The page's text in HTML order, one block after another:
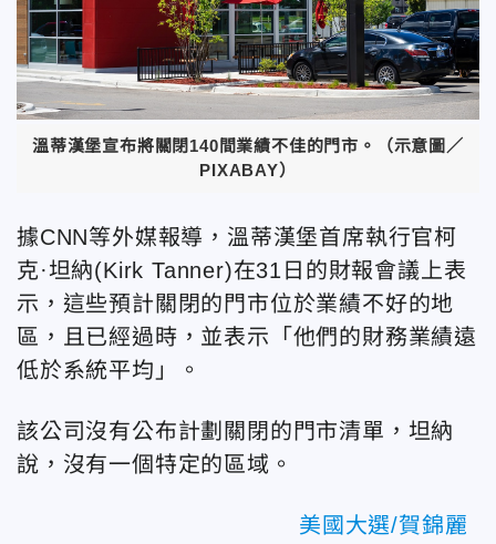
溫蒂漢堡宣布將關閉140間業績不佳的門市。（示意圖／
PIXABAY）
據CNN等外媒報導，溫蒂漢堡首席執行官柯
克·坦納(Kirk Tanner)在31日的財報會議上表
示，這些預計關閉的門市位於業績不好的地
區，且已經過時，並表示「他們的財務業績遠
低於系統平均」。
該公司沒有公布計劃關閉的門市清單，坦納
說，沒有一個特定的區域。
美國大選/賀錦麗